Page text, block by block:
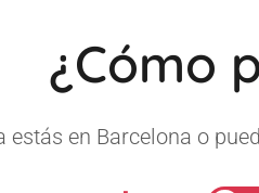
¿Cómo
estás en Barcelona o